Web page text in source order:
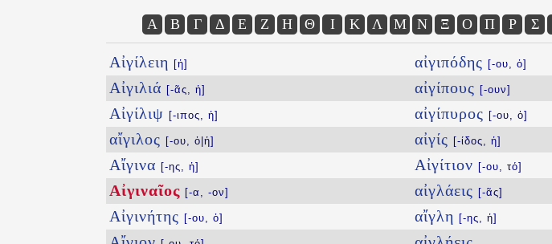
Α Β Γ Δ Ε Ζ Η Θ Ι Κ Λ Μ Ν Ξ Ο Π Ρ Σ
Αἰγίλειη [ἡ]
Αἰγιλιά [-ᾶς, ἡ]
Αἰγίλιψ [-ιπος, ἡ]
αἴγιλος [-ου, ὁ|ἡ]
Αἴγινα [-ης, ἡ]
Αἰγιναῖος [-α, -ον]
Αἰγινήτης [-ου, ὁ]
αἰγιπόδης [-ου, ὁ]
αἰγίπους [-ουν]
αἰγίπυρος [-ου, ὁ]
αἰγίς [-ίδος, ἡ]
Αἰγίτιον [-ου, τό]
αἰγλάεις [-ᾶς]
αἴγλη [-ης, ἡ]